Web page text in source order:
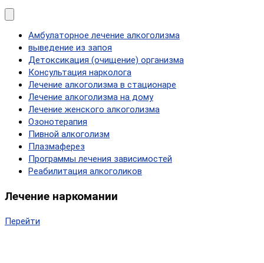
Амбулаторное лечение алкоголизма
выведение из запоя
Детоксикация (очищение) организма
Консультация нарколога
Лечение алкоголизма в стационаре
Лечение алкоголизма на дому
Лечение женского алкоголизма
Озонотерапия
Пивной алкоголизм
Плазмаферез
Программы лечения зависимостей
Реабилитация алкоголиков
Лечение наркомании
Перейти